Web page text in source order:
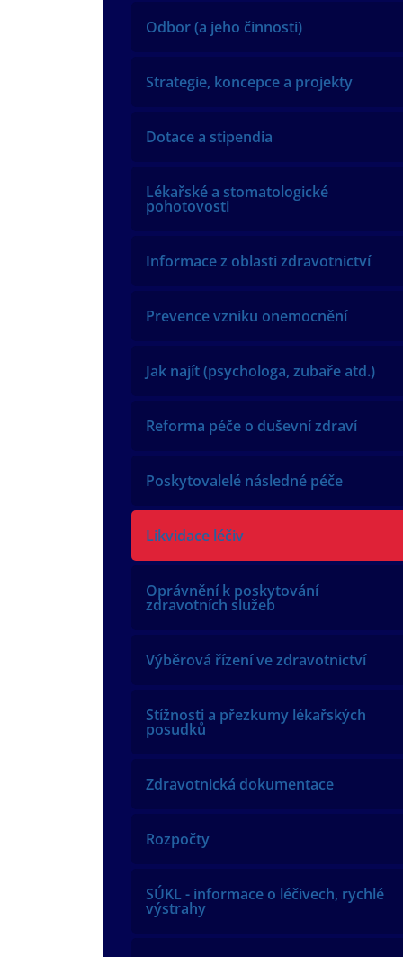
Odbor (a jeho činnosti)
Strategie, koncepce a projekty
Dotace a stipendia
Lékařské a stomatologické
pohotovosti
Informace z oblasti zdravotnictví
Prevence vzniku onemocnění
Jak najít (psychologa, zubaře atd.)
Reforma péče o duševní zdraví
Poskytovalelé následné péče
Likvidace léčiv
Oprávnění k poskytování
zdravotních služeb
Výběrová řízení ve zdravotnictví
Stížnosti a přezkumy lékařských
posudků
Zdravotnická dokumentace
Rozpočty
SÚKL - informace o léčivech, rychlé
výstrahy